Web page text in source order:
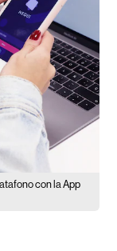
con la App